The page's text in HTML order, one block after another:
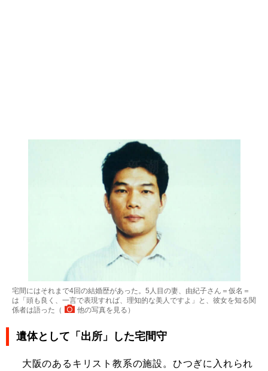
宅間にはそれまで4回の結婚歴があった。5人目の妻、由紀子さん＝仮名＝
は「頭も良く、一言で表現すれば、理知的な美人ですよ」と、彼女を知る関
係者は語った（
他の写真を見る ）
遺体として「出所」した宅間守
大阪のあるキリスト教系の施設。ひつぎに入れられ